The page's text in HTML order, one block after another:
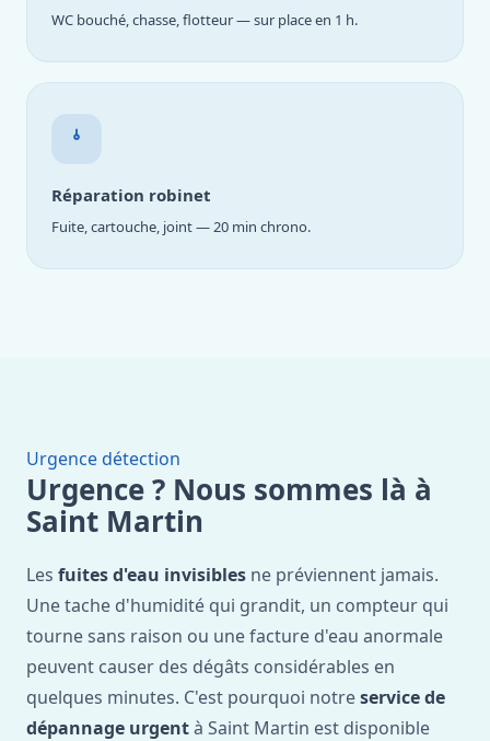
WC bouché, chasse, flotteur — sur place en 1 h.
Réparation robinet
Fuite, cartouche, joint — 20 min chrono.
Urgence détection
Urgence ? Nous sommes là à
Saint Martin
Les fuites d'eau invisibles ne préviennent jamais.
Une tache d'humidité qui grandit, un compteur qui
tourne sans raison ou une facture d'eau anormale
peuvent causer des dégâts considérables en
quelques minutes. C'est pourquoi notreservice de
dépannage urgentà Saint Martin est disponible